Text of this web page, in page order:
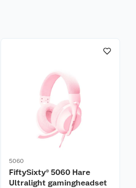
5060
FiftySixty® 5060 Hare
Ultralight gamingheadset